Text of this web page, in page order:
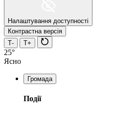
Налаштування доступності
Контрастна версія
Т-
Т+
25°
Ясно
Громада
Події